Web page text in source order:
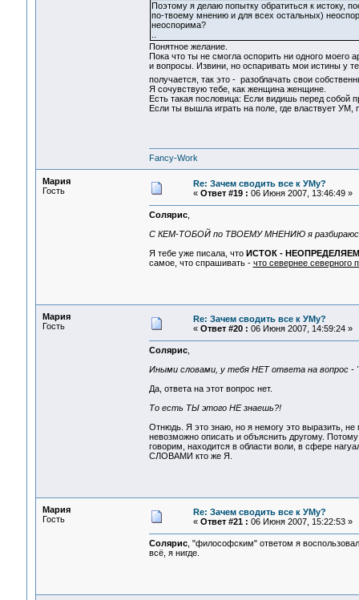
Поэтому я делаю попытку обратиться к истоку,
по-твоему мнению и для всех остальных)
неоспорима?
Понятное желание.
Пока что ты не смогла оспорить ни одного моего
и вопросы. Извини, но оспаривать мои истины у
получается, так это - разоблачать свои
Я сочувствую тебе, как женщина женщине.
Есть такая пословица: Если видишь перед собой
Если ты вышла играть на поле, где властвует УМ,
Fancy-Work
Мария
Гость
Re: Зачем сводить все к УМу?
« Ответ #19 : 06 Июня 2007, 13:46:49 »
Солярис,
С КЕМ-ТОБОЙ по ТВОЕМУ МНЕНИЮ я
Я тебе уже писала, что ИСТОК - НЕОПРЕДЕЛЯЕМ
самое, что спрашивать - что севернее северного
Мария
Гость
Re: Зачем сводить все к УМу?
« Ответ #20 : 06 Июня 2007, 14:59:24 »
Солярис,
Иными словами, у тебя НЕТ ответа на вопрос
Да, ответа на этот вопрос нет.
То есть ТЫ этого НЕ знаешь?!
Отнюдь. Я это знаю, но я немогу это выразить, не
невозможно описать и объяснить другому.
говорим, находится в области воли, в сфере
СЛОВАМИ кто же Я.
Мария
Гость
Re: Зачем сводить все к УМу?
« Ответ #21 : 06 Июня 2007, 15:22:53 »
Солярис, "философским" ответом я
всё, я нигде.